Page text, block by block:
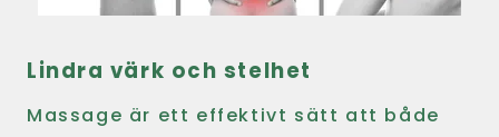
Lindra värk och stelhet
Massage är ett effektivt sätt att både